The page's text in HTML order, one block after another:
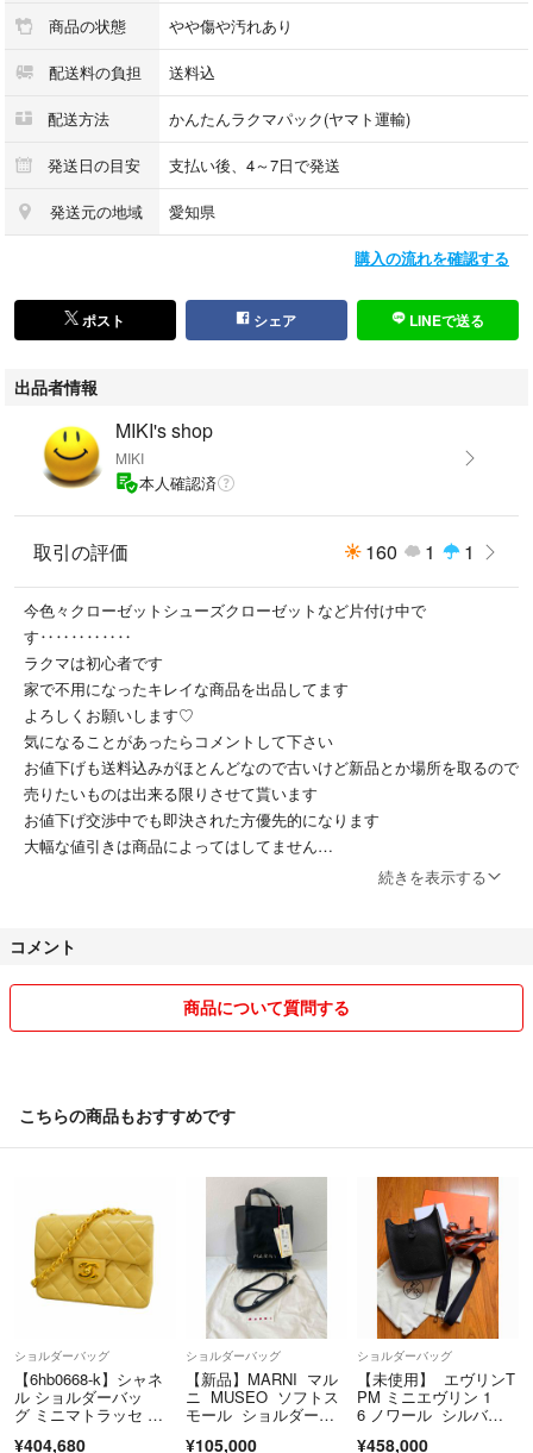
商品の状態 やや傷や汚れあり
配送料の負担 送料込
配送方法 かんたんラクマパック(ヤマト運輸)
発送日の目安 支払い後、4～7日で発送
発送元の地域 愛知県
購入の流れを確認する
ポスト シェア LINEで送る
出品者情報
MIKI's shop
MIKI
本人確認済
取引の評価 160 1 1
今色々クローゼットシューズクローゼットなど片付け中で
す‥‥‥‥‥‥
ラクマは初心者です
家で不用になったキレイな商品を出品してます
よろしくお願いします♡
気になることがあったらコメントして下さい
お値下げも送料込みがほとんどなので古いけど新品とか場所を取るので
売りたいものは出来る限りさせて貰います
お値下げ交渉中でも即決された方優先的になります
大幅な値引きは商品によってはしてません
商品のクレームやキャンセルや返品はお断りしています そうならない
梱包もなるべく丁寧に箱があったら使いながら割れ物は箱がない時はし
コンパクトにリサイクルも使うこともあります
気になる方はまたコメントで聞いてください
送料がありますので地域によってその分だけプラスしますね
また気になることがあったらコメントください
なるべく早めにお返事します♡
続きを表示する
コメント
商品について質問する
こちらの商品もおすすめです
ショルダーバッグ
【6hb0668-k】シャネ
ル ショルダーバッ
グ ミニマトラッセ チ
¥404,680
ショルダーバッグ
【新品】MARNI マル
ニ MUSEO ソフトス
モール ショルダーバ
¥105,000
ショルダーバッグ
【未使用】 エヴリンT
PM ミニエヴリン 1
6 ノワール シルバー
¥458,000